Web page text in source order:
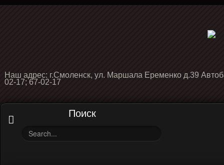
Наш адрес: г.Смоленск, ул. Маршала Еременко д.39
02-17; 67-02-17
Поиск